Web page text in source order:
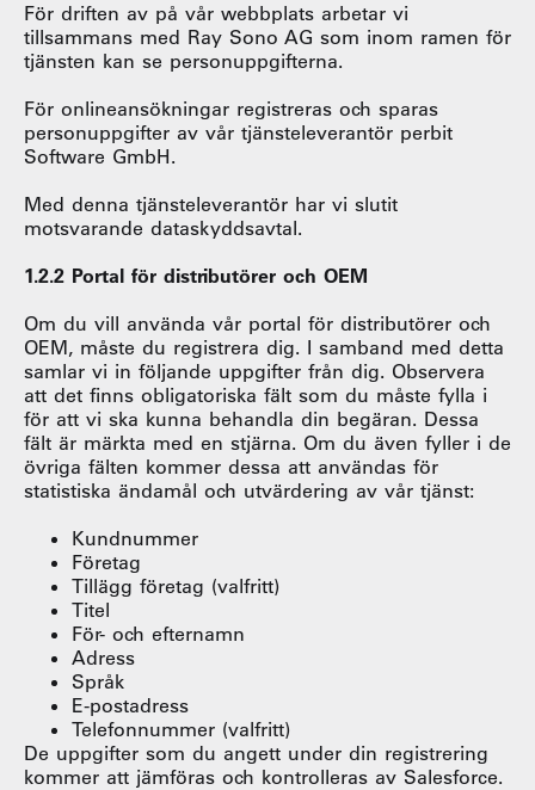
För driften av på vår webbplats arbetar vi
tillsammans med Ray Sono AG som inom ramen för
tjänsten kan se personuppgifterna.
För onlineansökningar registreras och sparas
personuppgifter av vår tjänsteleverantör perbit
Software GmbH.
Med denna tjänsteleverantör har vi slutit
motsvarande dataskyddsavtal.
1.2.2 Portal för distributörer och OEM
Om du vill använda vår portal för distributörer och
OEM, måste du registrera dig. I samband med detta
samlar vi in följande uppgifter från dig. Observera
att det finns obligatoriska fält som du måste fylla i
för att vi ska kunna behandla din begäran. Dessa
fält är märkta med en stjärna. Om du även fyller i de
övriga fälten kommer dessa att användas för
statistiska ändamål och utvärdering av vår tjänst:
Kundnummer
Företag
Tillägg företag (valfritt)
Titel
För- och efternamn
Adress
Språk
E-postadress
Telefonnummer (valfritt)
De uppgifter som du angett under din registrering
kommer att jämföras och kontrolleras av Salesforce.